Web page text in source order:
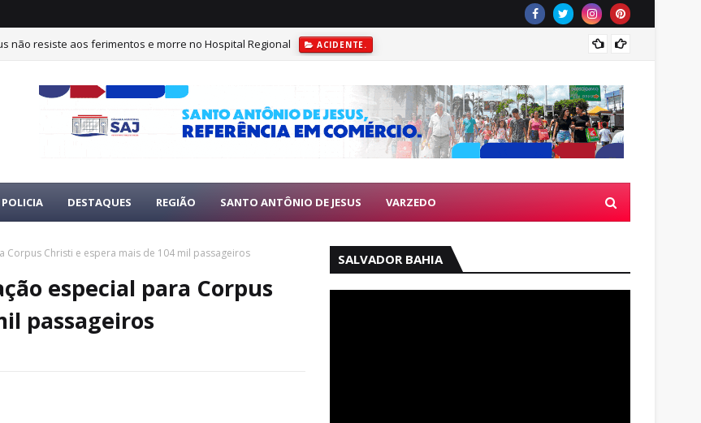
não resiste aos ferimentos e morre no Hospital Regional ACIDENTE.
POLICIA DESTAQUES REGIÃO SANTO ANTÔNIO DE JESUS VARZEDO
Corpus Christi e espera mais de 104 mil passageiros
especial para Corpus
passageiros
SALVADOR BAHIA